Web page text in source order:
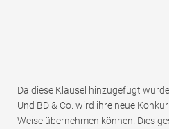
Da diese Klausel hinzugefügt
Und BD & Co. wird ihre neue
Weise übernehmen können. Dies